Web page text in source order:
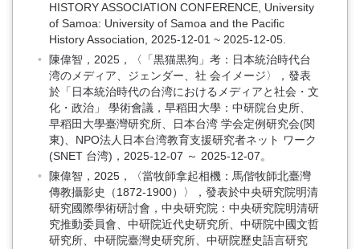
HISTORY ASSOCIATION CONFERENCE, University
of Samoa: University of Samoa and the Pacific
History Association, 2025-12-01 ~ 2025-12-05.
陳偉智，2025，〈「黒猫黒狗」考：日本統治時代台
湾のメディア、ジェンダー、社 会イメージ〉，發表
於「日本統治時代の台湾におけるメディアと社会・文
化・政治」 學術會議，早稻田大學：中研院台史所、
早稻田大學臺灣研究所、日本台湾 学会定例研究会(関
東)、NPO法人日本台湾教育支援研究者ネット ワーク
(SNET 台湾)，2025-12-07 ～ 2025-12-07。
陳偉智，2025，〈當牧師拿起相機：馬偕牧師北臺灣
傳教攝影史（1872-1900）〉，發表於中央研究院明清
研究國際學術研討會，中央研究院：中央研究院明清研
究推動委員會、中研院近代史研究所、中研院中國文哲
研究所、中研院臺灣史研究所、中研院歷史語言研究